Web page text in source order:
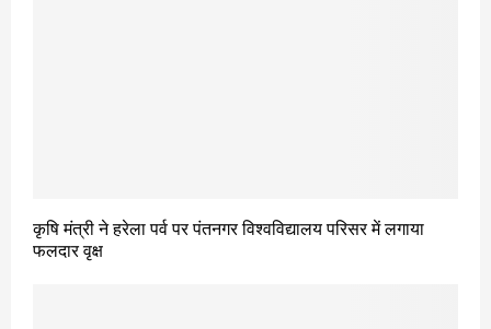
कृषि मंत्री ने हरेला पर्व पर पंतनगर विश्वविद्यालय परिसर में लगाया
फलदार वृक्ष